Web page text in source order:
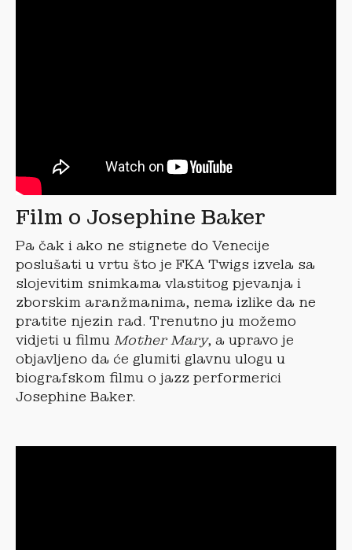
Film o Josephine Baker
Pa čak i ako ne stignete do Venecije
poslušati u vrtu što je FKA Twigs izvela sa
slojevitim snimkama vlastitog pjevanja i
zborskim aranžmanima, nema izlike da ne
pratite njezin rad. Trenutno ju možemo
vidjeti u filmu Mother Mary, a upravo je
objavljeno da će glumiti glavnu ulogu u
biografskom filmu o jazz performerici
Josephine Baker.